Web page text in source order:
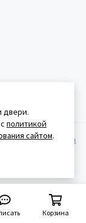
оферта Политика
Корзина
двери.
политикой
сайтом.